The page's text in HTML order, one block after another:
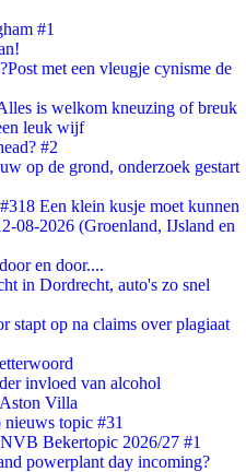
#1
met een vleugje cynisme de
is welkom kneuzing of breuk
leuk wijf
#2
op de grond, onderzoek gestart
Een klein kusje moet kunnen
08-2026 (Groenland, IJsland en
en door....
in Dordrecht, auto's zo snel
stapt op na claims over plagiaat
invloed van alcohol
Villa
topic #31
Bekertopic 2026/27 #1
powerplant day incoming?